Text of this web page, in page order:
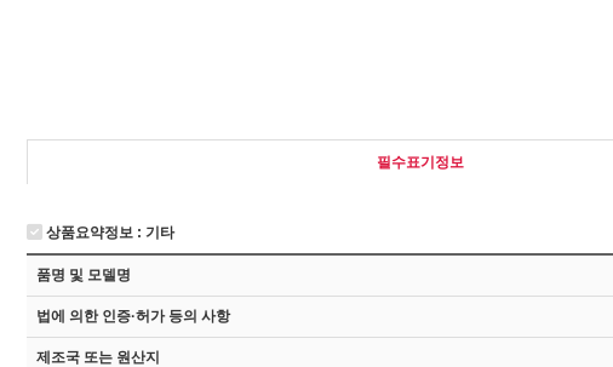
필수표기정보
상품요약정보 : 기타
품명 및 모델명
법에 의한 인증·허가 등의 사항
제조국 또는 원산지